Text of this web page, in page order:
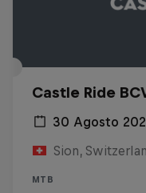
Castle Ride
30 Agosto
Sion,
MTB